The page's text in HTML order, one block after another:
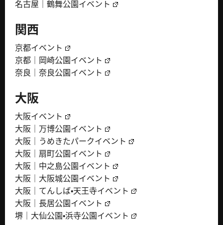
名古屋｜鶴舞公園イベント
関西
京都イベント
京都｜岡崎公園イベント
奈良｜奈良公園イベント
大阪
大阪イベント
大阪｜万博公園イベント
大阪｜うめきたパークイベント
大阪｜扇町公園イベント
大阪｜中之島公園イベント
大阪｜大阪城公園イベント
大阪｜てんしば・天王寺イベント
大阪｜長居公園イベント
堺｜大仙公園・浜寺公園イベント